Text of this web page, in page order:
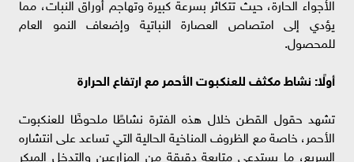
يؤدي إلى امتصاص العصارة النباتية وإضعاف النمو العام
للمحصول.
أولًا: نشاط مكثف للعنكبوت الأحمر مع ارتفاع الحرارة
تشهد حقول القطن خلال هذه الفترة نشاطًا ملحوظًا للعنكبوت
الأحمر، خاصة مع الظروف المناخية الحالية التي تساعد على انتشاره
السريع، ما يستدعي متابعة دقيقة من المزارعين والتدخل المبكر